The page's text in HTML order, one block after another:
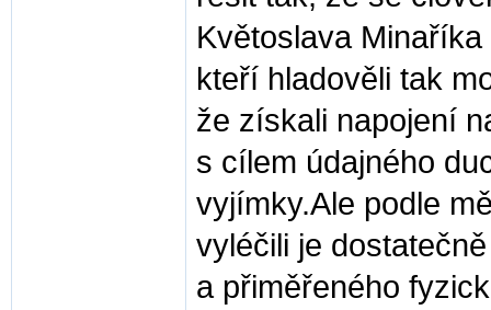
Květoslava
kteří hladověli tak
že získali napojení
s cílem údajného
vyjímky.Ale podle
vyléčili je
a přiměřeného